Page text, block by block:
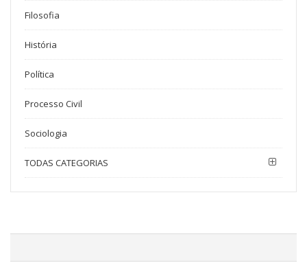
Filosofia
História
Política
Processo Civil
Sociologia
TODAS CATEGORIAS